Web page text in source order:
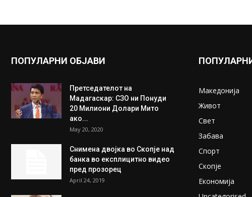
ПОПУЛАРНИ ОБЈАВИ
Претседателот на
Мадагаскар: СЗО ни Понуди
20 Милиони Долари Мито
ако...
May 20, 2020
Снимена двојка во Скопје над
банка во експлицитно видео
пред прозорец
April 24, 2019
Македонија
Живот
Свет
Забава
Спорт
Скопје
Економија